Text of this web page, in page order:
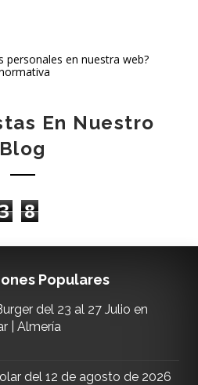
en nuestra web?
En Nuestro
Blog
8
Populares
del 23 al 27 Julio en
| Almería
del 12 de agosto de 2026